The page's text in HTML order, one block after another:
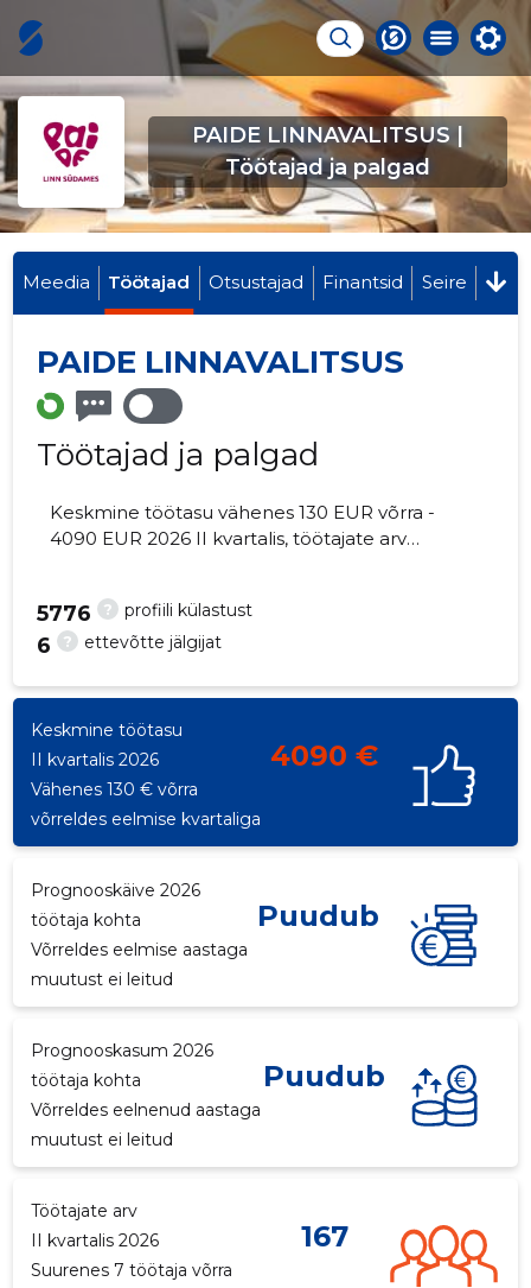
PAIDE LINNAVALITSUS |
Töötajad ja palgad
Meedia Töötajad Otsustajad Finantsid Seire
PAIDE LINNAVALITSUS
Töötajad ja palgad
Keskmine töötasu vähenes 130 EUR võrra -
4090 EUR 2026 II kvartalis, töötajate arv
? profiili külastust
5776
? ettevõtte jälgijat
6
Keskmine töötasu
II kvartalis 2026
4090 €
Vähenes 130 € võrra
võrreldes eelmise kvartaliga
Prognooskäive 2026
töötaja kohta
Puudub
Võrreldes eelmise aastaga
muutust ei leitud
Prognooskasum 2026
töötaja kohta
Puudub
Võrreldes eelnenud aastaga
muutust ei leitud
Töötajate arv
II kvartalis 2026
167
Suurenes 7 töötaja võrra
Saaja e-mail
Saaja e-mail